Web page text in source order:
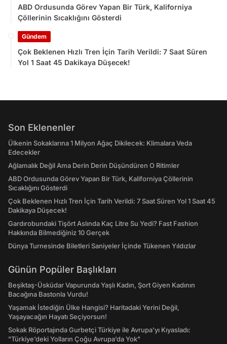
ABD Ordusunda Görev Yapan Bir Türk, Kaliforniya
Çöllerinin Sıcaklığını Gösterdi
Gündem
Çok Beklenen Hızlı Tren İçin Tarih Verildi: 7 Saat Süren
Yol 1 Saat 45 Dakikaya Düşecek!
Son Eklenenler
Ülkenin Sokaklarına 1 Milyon Ağaç Dikilecek: Klimalara Veda
Edecekler
Ağlamalık Değil Ama Derin Derin Düşündüren O Ritimler
ABD Ordusunda Görev Yapan Bir Türk, Kaliforniya Çöllerinin
Sıcaklığını Gösterdi
Çok Beklenen Hızlı Tren İçin Tarih Verildi: 7 Saat Süren Yol 1 Saat 45
Dakikaya Düşecek!
Gardırobundaki Tişört Aslında Kaç Litre Su Yedi? Fast Fashion
Hakkında Bilmediğiniz 10 Gerçek
Dünya Turnesinde Biletleri Saniyeler İçinde Tükenen Yıldızlar
Günün Popüler Başlıkları
Beşiktaş-Üsküdar Vapurunda Yaşlı Kadın, Şort Giyen Kadının
Bacağına Bastonla Vurdu!
Yaşamak İstediğin Ülke Hangisi? Haritadaki Yerini Değil,
Yaşayacağın Hayatı Seçiyorsun!
Sokak Röportajında Gurbetçi Türkiye ile Avrupa'yı Kıyasladı:
"Türkiye’deki Yolların Çoğu Avrupa’da Yok"